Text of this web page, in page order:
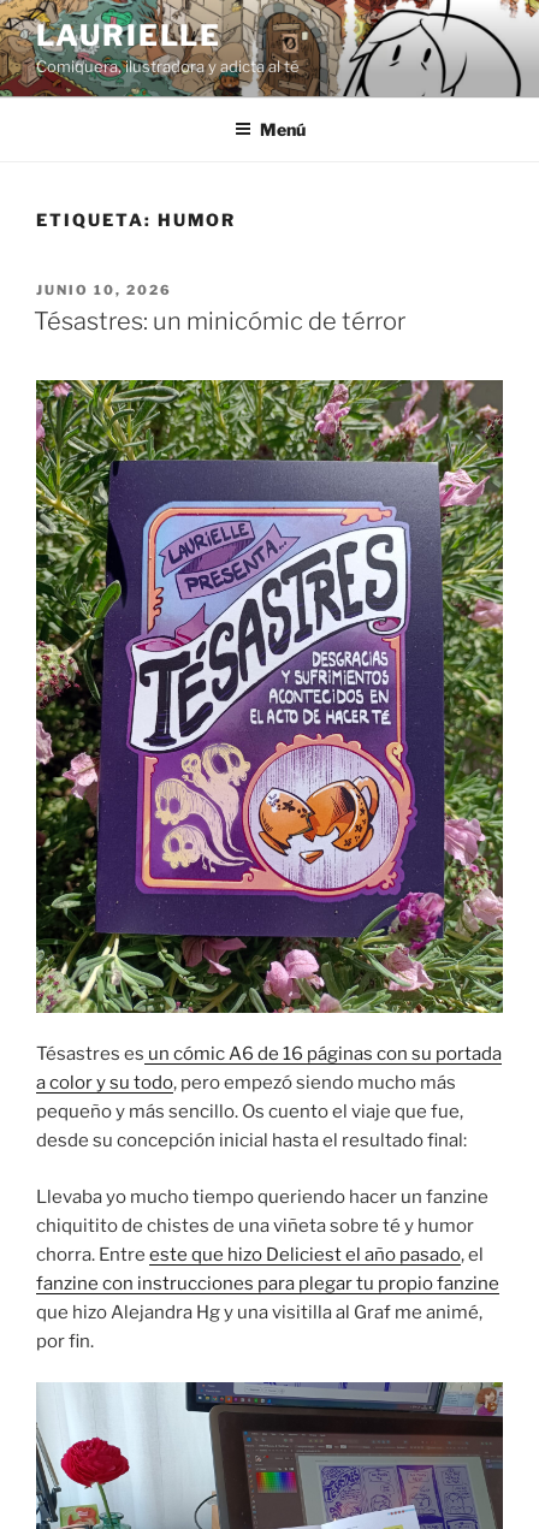
Saltar
al
contenido
LAURIELLE
Comiquera, ilustradora y adicta al té
Menú
ETIQUETA: HUMOR
PUBLICADO
EL
JUNIO 10, 2026
Tésastres: un minicómic de térror
Tésastres es un cómic A6 de 16 páginas con su portada
a color y su todo, pero empezó siendo mucho más
pequeño y más sencillo. Os cuento el viaje que fue,
desde su concepción inicial hasta el resultado final:
Llevaba yo mucho tiempo queriendo hacer un fanzine
chiquitito de chistes de una viñeta sobre té y humor
chorra. Entre este que hizo Deliciest el año pasado, el
fanzine con instrucciones para plegar tu propio fanzine
que hizo Alejandra Hg y una visitilla al Graf me animé,
por fin.